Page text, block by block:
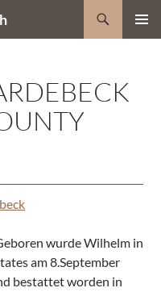
wurde Wilhelm in
am 8.September
bestattet worden in